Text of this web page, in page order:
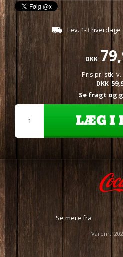
Lev. 1-3 hverdage
DKK
Pris pr. stk. v.
DKK
Se fragt og
Se mere fra
Varenr.: